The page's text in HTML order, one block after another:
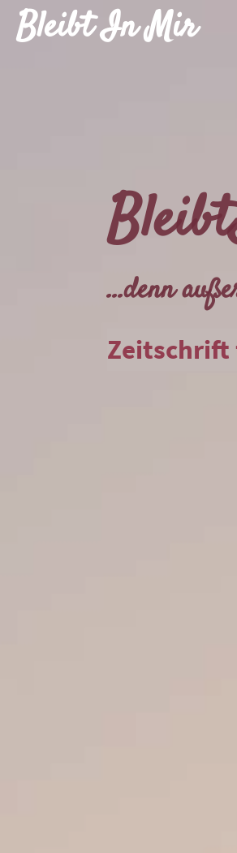
Bleibt In Mir
...denn
Zeitschrift